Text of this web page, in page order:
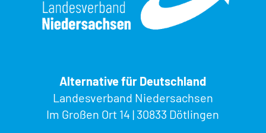
Alternative für Deutschland
Landesverband Niedersachsen
Im Großen Ort 14 | 30833 Dötlingen